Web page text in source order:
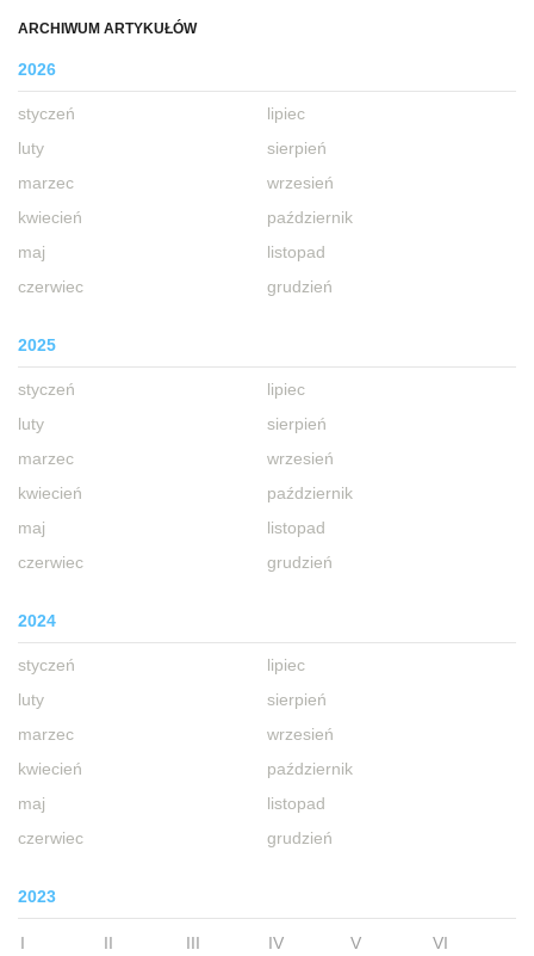
ARCHIWUM ARTYKUŁÓW
2026
styczeń
luty
marzec
kwiecień
maj
czerwiec
lipiec
sierpień
wrzesień
październik
listopad
grudzień
2025
styczeń
luty
marzec
kwiecień
maj
czerwiec
lipiec
sierpień
wrzesień
październik
listopad
grudzień
2024
styczeń
luty
marzec
kwiecień
maj
czerwiec
lipiec
sierpień
wrzesień
październik
listopad
grudzień
2023
I II III IV V
VI